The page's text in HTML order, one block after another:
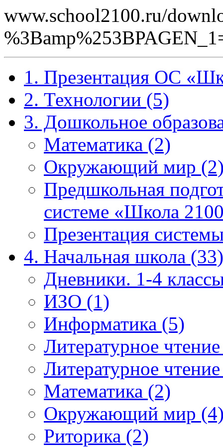
www.school2100.ru/
1. Презентация ОС
2. Технологии (5)
3. Дошкольное
Математика (2)
Окружающий мир
Предшкольная
системе «Школа
Презентация
4. Начальная школа (33)
Дневники. 1-4
ИЗО (1)
Информатика (5)
Литературное
Литературное
Математика (2)
Окружающий мир
Риторика (2)